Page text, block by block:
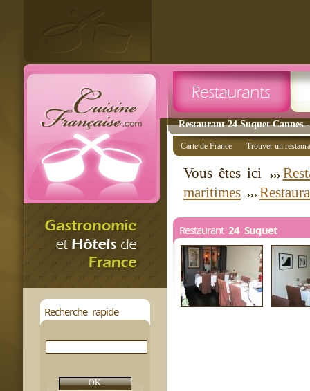
Restaurant 24 Suquet Cannes
Recherche rapide
Carte de France Trouver un
Vous êtes ici
maritimes
Restaurant 24 Suquet